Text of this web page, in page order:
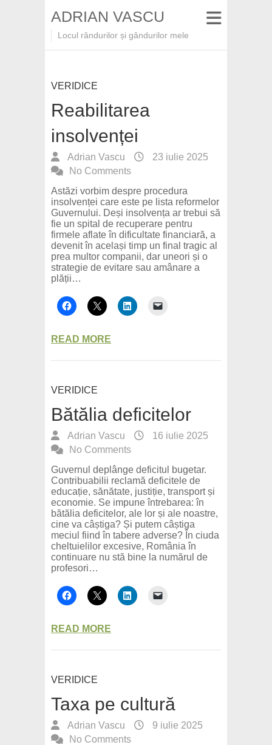
ADRIAN VASCU
Locul rândurilor și gândurilor mele
VERIDICE
Reabilitarea
insolvenței
Adrian Vascu
23 iulie 2025
No Comments
Astăzi vorbim despre procedura
insolvenței care este pe lista reformelor
Guvernului. Deși insolvența ar trebui să
fie un spital de recuperare pentru
firmele aflate în dificultate financiară, a
devenit în același timp un final tragic al
prea multor companii, dar uneori și o
strategie de evitare sau amânare a
plății…
READ MORE
VERIDICE
Bătălia deficitelor
Adrian Vascu
16 iulie 2025
No Comments
Guvernul deplânge deficitul bugetar.
Contribuabilii reclamă deficitele de
educație, sănătate, justiție, transport și
economie. Se impune întrebarea: în
bătălia deficitelor, ale lor și ale noastre,
cine va câștiga? Și putem câștiga
meciul fiind în tabere adverse? În ciuda
cheltuielilor excesive, România în
continuare nu stă bine la numărul de
profesori…
READ MORE
VERIDICE
Taxa pe cultură
Adrian Vascu
9 iulie 2025
No Comments